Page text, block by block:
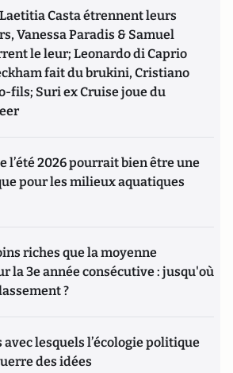
Casta étrennent leurs
Vanessa Paradis & Samuel
le leur; Leonardo di Caprio
fait du brukini, Cristiano
fils; Suri ex Cruise joue du
l’été 2026 pourrait bien être une
pour les milieux aquatiques
riches que la moyenne
la 3e année consécutive : jusqu'où
?
avec lesquels l’écologie politique
des idées